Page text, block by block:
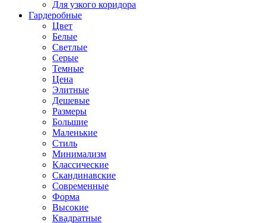
Для узкого коридора
Гардеробные
Цвет
Белые
Светлые
Серые
Темные
Цена
Элитные
Дешевые
Размеры
Большие
Маленькие
Стиль
Минимализм
Классические
Скандинавские
Современные
Форма
Высокие
Квадратные